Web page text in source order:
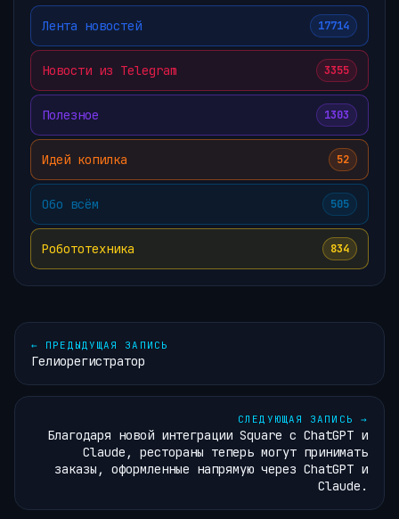
Лента новостей 17714
Новости из Telegram 3355
Полезное 1303
Идей копилка 52
Обо всём 505
Робототехника 834
← ПРЕДЫДУЩАЯ ЗАПИСЬ
Гелиорегистратор
СЛЕДУЮЩАЯ ЗАПИСЬ →
Благодаря новой интеграции Square с ChatGPT и
Claude, рестораны теперь могут принимать
заказы, оформленные напрямую через ChatGPT и
Claude.